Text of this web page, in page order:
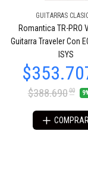
GUITARRAS
Romantica TR-PRO
Guitarra Traveler Con
ISYS
$388.69000
COMPRAR